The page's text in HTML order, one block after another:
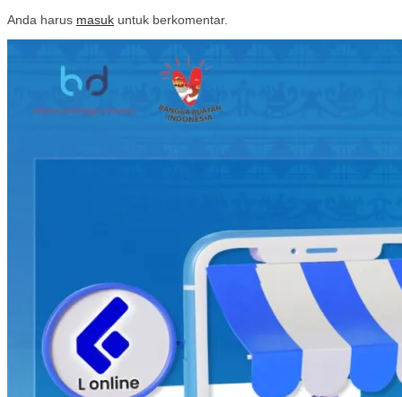
Anda harus masuk untuk berkomentar.